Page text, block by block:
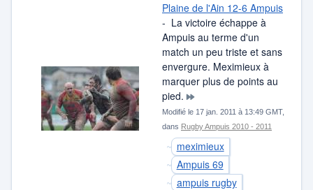
Plaine de l'Ain 12-6 Ampuis
- La victoire échappe à
Ampuis au terme d'un
match un peu triste et sans
envergure. Meximieux à
marquer plus de points au
pied.
Modifié le 17 jan. 2011 à 13:49 GMT,
dans Rugby Ampuis 2010 - 2011
meximieux
Ampuis 69
ampuis rugby